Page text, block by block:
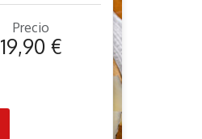
Precio
19,90 €